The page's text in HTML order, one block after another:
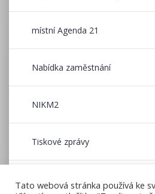
místní Agenda 21
Nabídka zaměstnání
NIKM2
Tiskové zprávy
Tato webová stránka používá ke